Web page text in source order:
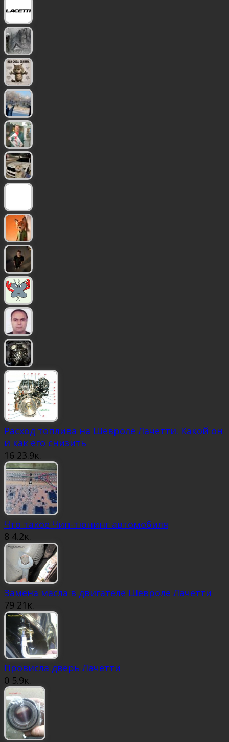
Расход топлива на Шевроле Лачетти. Какой он
и как его снизить
16 23.9к.
Что такое Чип-тюнинг автомобиля
8 4.2к.
Замена масла в двигателе Шевроле Лачетти
79 21к.
Провисла дверь Лачетти
0 5.9к.